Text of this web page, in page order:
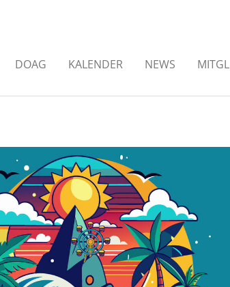
DOAG KALENDER NEWS